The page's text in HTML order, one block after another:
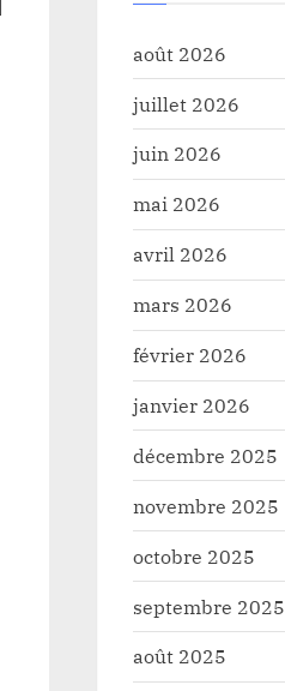
août 2026
juillet 2026
juin 2026
mai 2026
avril 2026
mars 2026
février 2026
janvier 2026
décembre 2025
novembre 2025
octobre 2025
septembre 2025
août 2025